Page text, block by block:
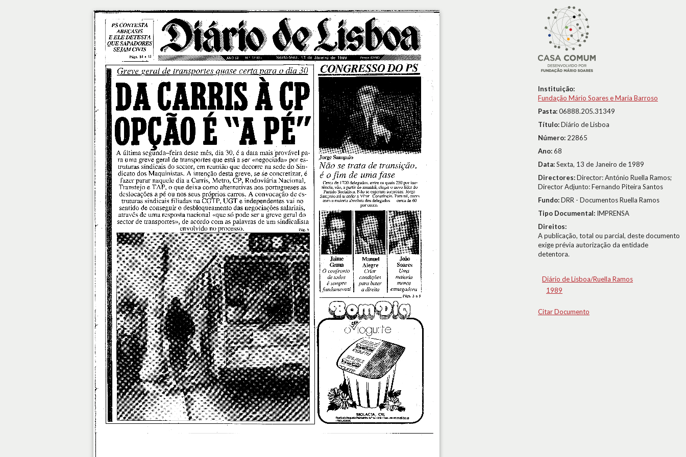
Instituição:
Fundação Mário Soares e Maria Barroso
Pasta:06888.205.31349
Título:Diário de Lisboa
Número: 22865
Ano:68
Data:Sexta, 13 de Janeiro de 1989
Directores:Director: António Ruella Ramos;
Director Adjunto: Fernando Piteira Santos
Fundo:DRR - Documentos Ruella Ramos
Tipo Documental: IMPRENSA
Direitos:
A publicação, total ou parcial, deste documento
exige prévia autorização da entidade
detentora.
Diário de Lisboa/Ruella Ramos
1989
Citar Documento